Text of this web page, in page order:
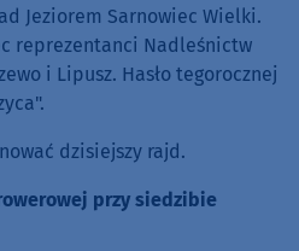
Jeziorem Sarnowiec Wielki.
reprezentanci Nadleśnictw
i Lipusz. Hasło tegorocznej
dzisiejszy rajd.
przy siedzibie